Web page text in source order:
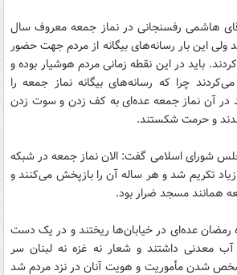
هاشمی رفسنجانی در نماز جمعه معروف سال
ولی این بار رسانه‌های بیگانه از مردم جهت حضور
باید در این نقطه زمانی مردم هوشیار بوده و
چرا که رسانه‌های بیگانه نماز جمعه را
در آن نماز جمعه عده‌ای به کف زدن و سوت زدن
و حرمت شکستند.
شورای اسلامی گفت:‌ الان نماز جمعه در شبکه
تکریم شد و هر ساله آن را بازپخش می‌کنند و
همانند مسجد ضرار بود.
رمضان عده‌ای در خیابان‌ها ریختند و در یک دست
معدنی داشتند و شعار نه غزه نه لبنان سر
شدن مأموریت و هویت آنان در نزد مردم شد